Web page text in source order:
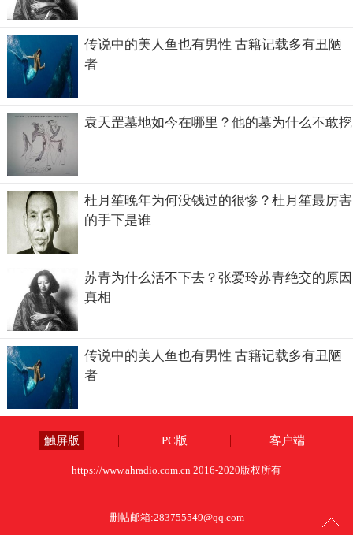
传说中的美人鱼也有男性 古籍记载多有丑陋
者
袁天罡墓地如今在哪里？他的墓为什么不敢挖
杜月笙晚年为何没钱过的很惨？杜月笙最厉害
的手下是谁
苏青为什么活不下去？张爱玲苏青绝交的原因
真相
传说中的美人鱼也有男性 古籍记载多有丑陋
者
触屏版 PC版 客户端
https://www.ahradio.com.cn 2016-2020版权所有
删帖邮箱:283755549@qq.com